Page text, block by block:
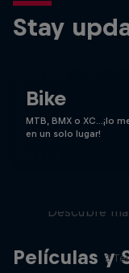
Stay
Bike
MTB, BMX o XC…¡lo
en un solo lugar!
Películas y
Descubre
2